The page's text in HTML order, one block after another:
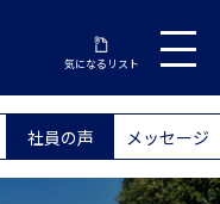
気になるリスト
社員の声 メッセージ